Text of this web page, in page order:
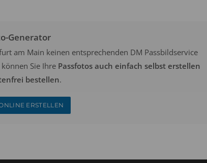
Generator
am Main keinen entsprechenden DM Passbildservice
Sie Ihre Passfotos auch einfach selbst erstellen
bestellen.
ERSTELLEN